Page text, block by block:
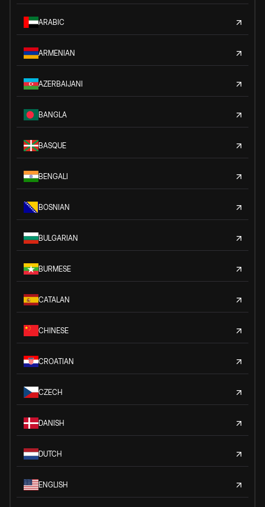
ARABIC
ARMENIAN
AZERBAIJANI
BANGLA
BASQUE
BENGALI
BOSNIAN
BULGARIAN
BURMESE
CATALAN
CHINESE
CROATIAN
CZECH
DANISH
DUTCH
ENGLISH